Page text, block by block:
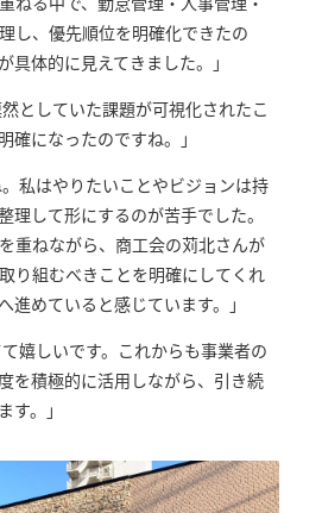
し、優先順位を明確化できたの
具体的に見えてきました。」
然としていた課題が可視化されたこ
確になったのですね。」
。私はやりたいことやビジョンは持
理して形にするのが苦手でした。
重ねながら、商工会の苅北さんが
り組むべきことを明確にしてくれ
進めていると感じています。」
て嬉しいです。これからも事業者の
を積極的に活用しながら、引き続
す。」